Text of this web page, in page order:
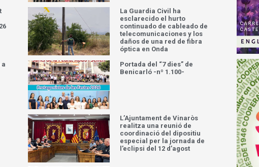
La Guardia Civil ha
esclarecido el hurto
continuado de cableado de
telecomunicaciones y los
daños de una red de fibra
óptica en Onda
a
Portada del “7 dies” de
Benicarló -nº 1.100-
L’Ajuntament de Vinaròs
realitza una reunió de
coordinació del dipositiu
especial per la jornada de
l’eclipsi del 12 d’agost